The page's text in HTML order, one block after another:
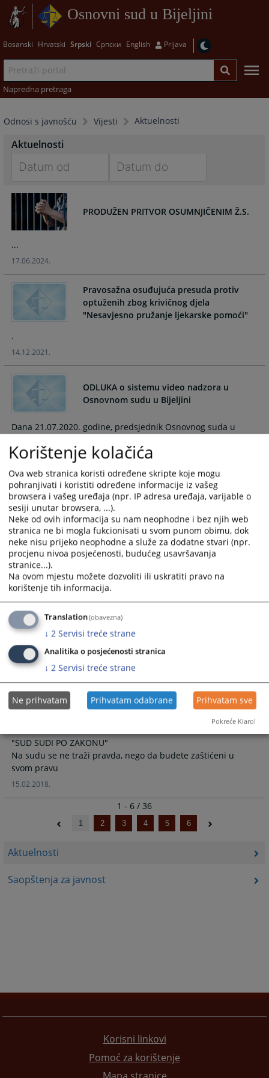
Osnovni sud u Bijeljini
Bosanski Hrvatski Srpski Српски English Prijava
Napredna pretraga
Odnosi s javnošću Vijesti Aktuelnosti
Aktuelnosti
Saopštenja za javnost
Aktuelnosti
forward
to
interact
calendar
and
select
date.
question
mark
get
the
keyboard
shortcuts
changing
dates.
to
select
a
date.
key
to
the
keyboard
shortcuts
changing
dates.
PRODUŽEN PRITVOR OSUMNJIČENIM Ž.S.
...
17.06.2024.
Pravosažna osuđujuća presuda protiv
optuženih zbog krivičnog djela
"Nesavjesno pružanje ljekarske pomoći"
.
14.12.2021.
ODLUKA o sistemu video nadzora u
Osnovnom sudu u Bijeljini
Dana 21.07.2020. godine, predsjednik Osnovnog suda u
Osnovnom sudu u Bijeljini
21.07.2020.
MEMORANDUM O SARADNJI IZMEĐU
OKRUŽNOG SUDA U BIJELJINI I OSNOVNOG
SUDA U BIJELJINI
..
03.06.2019.
Prezentacija "SOKOP-Mal" sistema
U prostorijama Osnovnog suda u Bijeljini, održana
prezentacija "SOKOP-Mal" sistema.....
21.02.2018.
Intervju predsjednika suda Aida Hanušića
"SUD SUDI PO ZAKONU"
Na sudu se ne traži pravda, nego da budete zaštićeni u
svom pravu
15.02.2018.
1 - 6 / 36
1 2 3 4 5 6
Korisni linkovi
Pomoć za korištenje
Korištenje kolačića
Ova web stranica koristi određene skripte koje mogu
pohranjivati i koristiti određene informacije iz vašeg
browsera i vašeg uređaja (npr. IP adresa uređaja, varijable o
sesiji unutar browsera, ...).
Neke od ovih informacija su nam neophodne i bez njih web
stranica ne bi mogla fukcionisati u svom punom obimu, dok
neke nisu prijeko neophodne a služe za dodatne stvari (npr.
procjenu nivoa posjećenosti, budućeg usavršavanja
stranice...).
Na ovom mjestu možete dozvoliti ili uskratiti pravo na
korištenje tih informacija.
Translation(obavezna)
↓ 2 Servisi treće strane
Analitika o posjećenosti stranica
↓ 2 Servisi treće strane
Ne prihvatam Prihvatam odabrane Prihvatam sve
Pokreće Klaro!